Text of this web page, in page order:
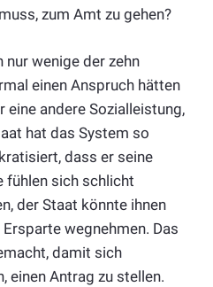
zum Amt zu gehen?
nur wenige der zehn
einen Anspruch hätten
eine andere Sozialleistung,
hat das System so
dass er seine
fühlen sich schlicht
der Staat könnte ihnen
wegnehmen. Das
damit sich
einen Antrag zu stellen.